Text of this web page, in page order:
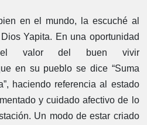
en el mundo, la escuché al
Yapita. En una oportunidad
el valor del buen vivir
en su pueblo se dice “Suma
haciendo referencia al estado
y cuidado afectivo de lo
Un modo de estar criado